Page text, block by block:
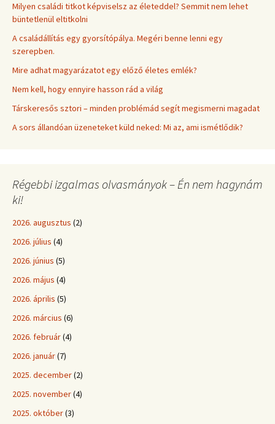
Milyen családi titkot képviselsz az életeddel? Semmit nem lehet
büntetlenül eltitkolni
A családállítás egy gyorsítópálya. Megéri benne lenni egy
szerepben.
Mire adhat magyarázatot egy előző életes emlék?
Nem kell, hogy ennyire hasson rád a világ
Társkeresős sztori – minden problémád segít megismerni magadat
A sors állandóan üzeneteket küld neked: Mi az, ami ismétlődik?
Régebbi izgalmas olvasmányok – Én nem hagynám
ki!
2026. augusztus (2)
2026. július (4)
2026. június (5)
2026. május (4)
2026. április (5)
2026. március (6)
2026. február(4)
2026. január(7)
2025. december(2)
2025. november(4)
2025. október(3)